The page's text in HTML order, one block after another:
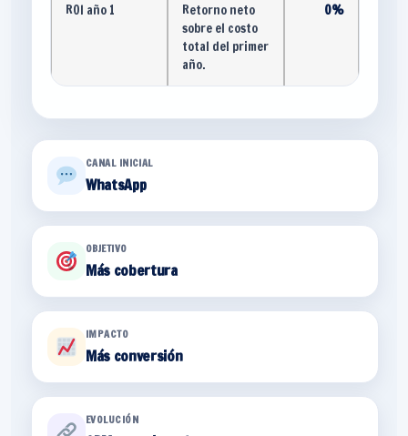
ROI año 1
Retorno neto
sobre el costo
total del primer
año.
0%
CANAL INICIAL
WhatsApp
OBJETIVO
Más cobertura
IMPACTO
Más conversión
EVOLUCIÓN